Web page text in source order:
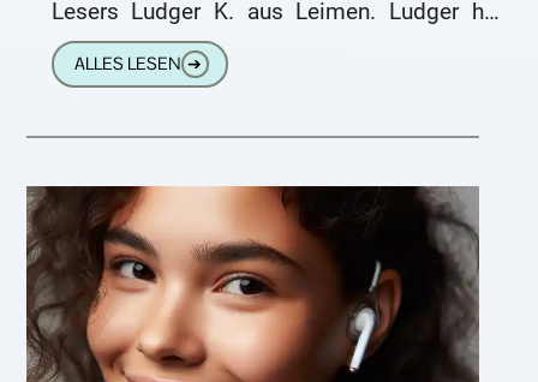
Lesers Ludger K. aus Leimen. Ludger hat
erstmals Hörgeräte bekommen und
beschreibt sehr eindrücklich, wie
ALLES LESEN ➔